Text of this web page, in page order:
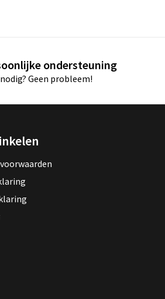
ondersteuning
Geen probleem!